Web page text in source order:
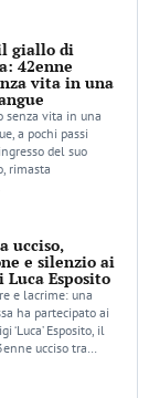
giallo di
42enne
vita in una
senza vita in una
a pochi passi
del suo
rimasta
ucciso,
e silenzio ai
Esposito
e lacrime: una
ha partecipato ai
‘Luca’ Esposito, il
ucciso tra…